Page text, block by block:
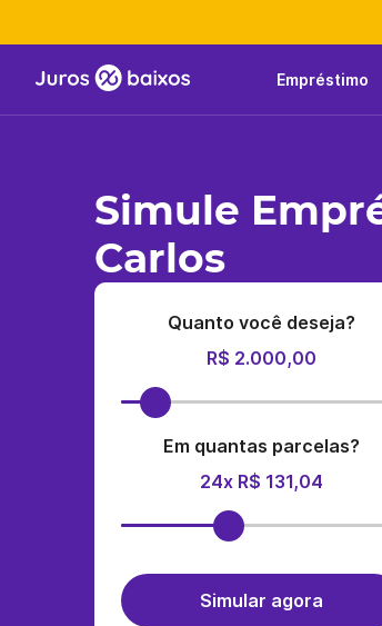
Empréstimo
Simule
Carlos
Quanto você deseja?
R$ 2.000,00
Em quantas parcelas?
24x R$ 131,04
Simular agora